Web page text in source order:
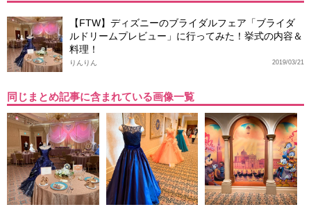
【FTW】ディズニーのブライダルフェア「ブライダ
ルドリームプレビュー」に行ってみた！挙式の内容＆
料理！
2019/03/21
りんりん
同じまとめ記事に含まれている画像一覧